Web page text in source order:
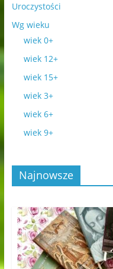
Uroczystości
Wg wieku
wiek 0+
wiek 12+
wiek 15+
wiek 3+
wiek 6+
wiek 9+
Najnowsze